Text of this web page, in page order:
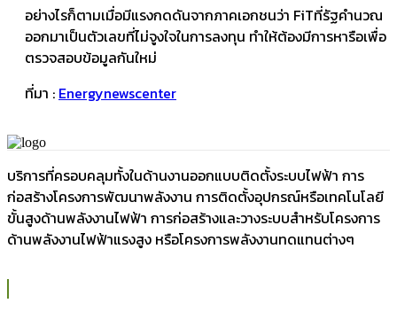
อย่างไรก็ตามเมื่อมีแรงกดดันจากภาคเอกชนว่า FiTที่รัฐคำนวณ
ออกมาเป็นตัวเลขที่ไม่จูงใจในการลงทุน ทำให้ต้องมีการหารือเพื่อ
ตรวจสอบข้อมูลกันใหม่
ที่มา : Energynewscenter
บริการที่ครอบคลุมทั้งในด้านงานออกแบบติดตั้งระบบไฟฟ้า การ
ก่อสร้างโครงการพัฒนาพลังงาน การติดตั้งอุปกรณ์หรือเทคโนโลยี
ขั้นสูงด้านพลังงานไฟฟ้า การก่อสร้างและวางระบบสำหรับโครงการ
ด้านพลังงานไฟฟ้าแรงสูง หรือโครงการพลังงานทดแทนต่างๆ